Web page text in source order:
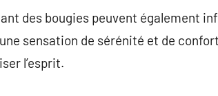
des bougies peuvent également
sensation de sérénité et de
l’esprit.